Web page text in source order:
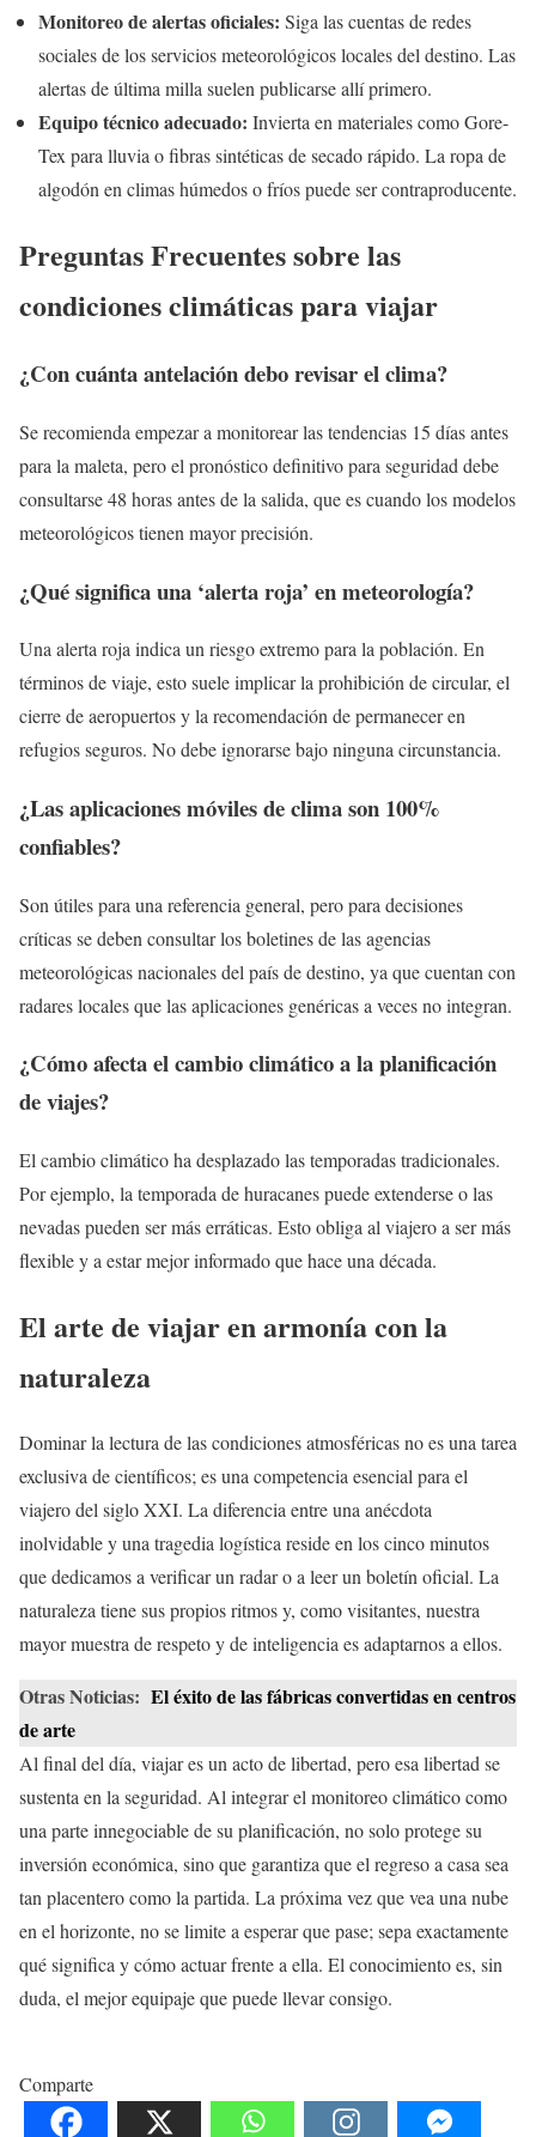
Monitoreo de alertas oficiales: Siga las cuentas de redes
sociales de los servicios meteorológicos locales del destino. Las
alertas de última milla suelen publicarse allí primero.
Equipo técnico adecuado: Invierta en materiales como Gore-
Tex para lluvia o fibras sintéticas de secado rápido. La ropa de
algodón en climas húmedos o fríos puede ser contraproducente.
Preguntas Frecuentes sobre las
condiciones climáticas para viajar
¿Con cuánta antelación debo revisar el clima?
Se recomienda empezar a monitorear las tendencias 15 días antes
para la maleta, pero el pronóstico definitivo para seguridad debe
consultarse 48 horas antes de la salida, que es cuando los modelos
meteorológicos tienen mayor precisión.
¿Qué significa una ‘alerta roja’ en meteorología?
Una alerta roja indica un riesgo extremo para la población. En
términos de viaje, esto suele implicar la prohibición de circular, el
cierre de aeropuertos y la recomendación de permanecer en
refugios seguros. No debe ignorarse bajo ninguna circunstancia.
¿Las aplicaciones móviles de clima son 100%
confiables?
Son útiles para una referencia general, pero para decisiones
críticas se deben consultar los boletines de las agencias
meteorológicas nacionales del país de destino, ya que cuentan con
radares locales que las aplicaciones genéricas a veces no integran.
¿Cómo afecta el cambio climático a la planificación
de viajes?
El cambio climático ha desplazado las temporadas tradicionales.
Por ejemplo, la temporada de huracanes puede extenderse o las
nevadas pueden ser más erráticas. Esto obliga al viajero a ser más
flexible y a estar mejor informado que hace una década.
El arte de viajar en armonía con la
naturaleza
Dominar la lectura de las condiciones atmosféricas no es una tarea
exclusiva de científicos; es una competencia esencial para el
viajero del siglo XXI. La diferencia entre una anécdota
inolvidable y una tragedia logística reside en los cinco minutos
que dedicamos a verificar un radar o a leer un boletín oficial. La
naturaleza tiene sus propios ritmos y, como visitantes, nuestra
mayor muestra de respeto y de inteligencia es adaptarnos a ellos.
Otras Noticias: El éxito de las fábricas convertidas en centros
de arte
Al final del día, viajar es un acto de libertad, pero esa libertad se
sustenta en la seguridad. Al integrar el monitoreo climático como
una parte innegociable de su planificación, no solo protege su
inversión económica, sino que garantiza que el regreso a casa sea
tan placentero como la partida. La próxima vez que vea una nube
en el horizonte, no se limite a esperar que pase; sepa exactamente
qué significa y cómo actuar frente a ella. El conocimiento es, sin
duda, el mejor equipaje que puede llevar consigo.
Comparte